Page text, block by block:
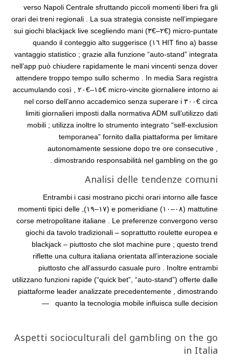
verso Napoli Centrale sfruttando piccoli momenti liberi fra gli
orari dei treni regionali . La sua strategia consiste nell’impiegare
micro‑puntate (€٢–€٣) sui giochi blackjack live scegliendo mani
basse (HIT fino a ١٦) quando il conteggio alto suggerisce
vantaggio statistico ; grazie alla funzione “auto‑stand” integrata
nell’app può chiudere rapidamente le mani vincenti senza dover
attendere troppo tempo sullo schermo . In media Sara registra
micro‑vincite giornaliere intorno ai €١٥–€٢٠ , accumulando così
circa €٣٠٠ nel corso dell’anno accademico senza superare i
limiti giornalieri imposti dalla normativa ADM sull’utilizzo dati
mobili ; utilizza inoltre lo strumento integrato “self‑exclusion
temporanea” fornito dalla piattaforma per limitare
autonomamente sessione dopo tre ore consecutive ,
dimostrando responsabilità nel gambling on the go .
Analisi delle tendenze comuni
Entrambi i casi mostrano picchi orari intorno alle fasce
mattutine (٠٨–١٠) e pomeridiane (١٧–١٩), momenti tipici delle
corse metropolitane italiane . Le preferenze convergono verso
giochi da tavolo tradizionali – soprattutto roulette europea e
blackjack – piuttosto che slot machine pure ; questo trend
riflette una cultura italiana orientata all’interazione sociale
piuttosto che all’assurdo casuale puro . Inoltre entrambi
utilizzano funzioni rapide (“quick bet”, “auto‑stand”) offerte dalle
piattaforme leader analizzate precedentemente , dimostrando
quanto la tecnologia mobile influisca sulle decision­​​​​​​​​​​​​​‌ ‌‌‌ ‌‌‌ ‌‌‍‌‌‍‌‌‌‌‍‌‌‌‍—⁠⁠⁠⁠︎⁣⁣⁣
Aspetti socioculturali del gambling on the go
in Italia